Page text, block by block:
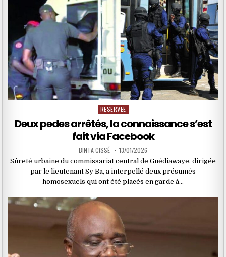
Posted
in
RESERVEE
Deux pedes arrêtés, la connaissance s’est
fait via Facebook
BINTA CISSÉ 13/01/2026
Sûreté urbaine du commissariat central de Guédiawaye, dirigée
par le lieutenant Sy Ba, a interpellé deux présumés
homosexuels qui ont été placés en garde à…